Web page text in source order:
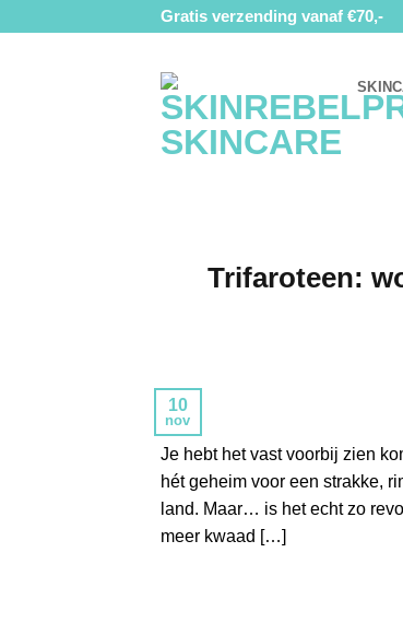
Gratis verzending vanaf €70,-
Trifaroteen:
10
nov
Je hebt het vast voorbij zien
hét geheim voor een strakke,
land. Maar… is het echt zo
meer kwaad […]